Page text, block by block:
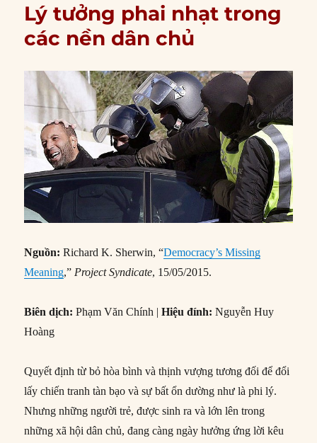
Lý tưởng phai nhạt trong
các nền dân chủ
Nguồn: Richard K. Sherwin, “Democracy’s Missing
Meaning,” Project Syndicate, 15/05/2015.
Biên dịch: Phạm Văn Chính |Hiệu đính: Nguyễn Huy
Hoàng
Quyết định từ bỏ hòa bình và thịnh vượng tương đối để đổi
lấy chiến tranh tàn bạo và sự bất ổn dường như là phi lý.
Nhưng những người trẻ, được sinh ra và lớn lên trong
những xã hội dân chủ, đang càng ngày hưởng ứng lời kêu